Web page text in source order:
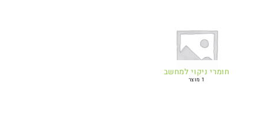
חומרי ניקוי למחשב
1 מוצר